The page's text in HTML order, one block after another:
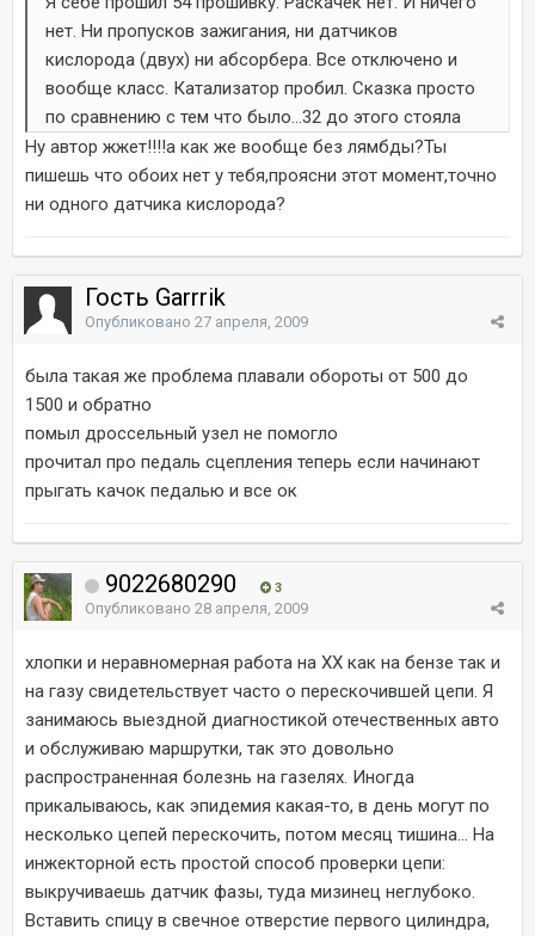
нет. Ни пропусков зажигания, ни датчиков
кислорода (двух) ни абсорбера. Все отключено и
вообще класс. Катализатор пробил. Сказка просто
по сравнению с тем что было...32 до этого стояла
Ну автор жжет!!!!а как же вообще без лямбды?Ты
пишешь что обоих нет у тебя,проясни этот момент,точно
ни одного датчика кислорода?
Гость Garrrik
Опубликовано 27 апреля, 2009
была такая же проблема плавали обороты от 500 до
1500 и обратно
помыл дроссельный узел не помогло
прочитал про педаль сцепления теперь если начинают
прыгать качок педалью и все ок
9022680290 3
Опубликовано 28 апреля, 2009
хлопки и неравномерная работа на ХХ как на бензе так и
на газу свидетельствует часто о перескочившей цепи. Я
занимаюсь выездной диагностикой отечественных авто
и обслуживаю маршрутки, так это довольно
распространенная болезнь на газелях. Иногда
прикалываюсь, как эпидемия какая-то, в день могут по
несколько цепей перескочить, потом месяц тишина... На
инжекторной есть простой способ проверки цепи:
выкручиваешь датчик фазы, туда мизинец неглубоко.
Вставить спицу в свечное отверстие первого цилиндра,